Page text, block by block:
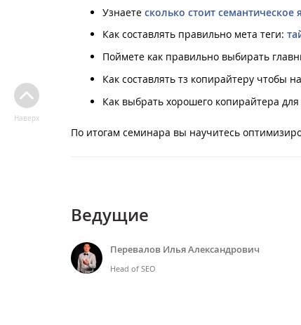
Узнаете сколько стоит семантическое
Как составлять правильно мета теги:
Поймете как правильно выбирать
Как составлять тз копирайтеру чтобы
Как выбрать хорошего копирайтера
По итогам семинара вы научитесь
Ведущие
Перевалов Илья Александрович
Head of SEO
Наверх